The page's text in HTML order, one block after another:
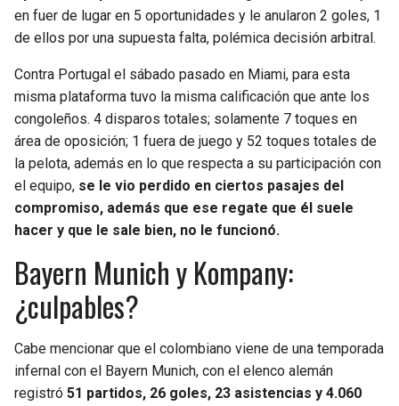
en fuer de lugar en 5 oportunidades y le anularon 2 goles, 1
de ellos por una supuesta falta, polémica decisión arbitral.
Contra Portugal el sábado pasado en Miami, para esta
misma plataforma tuvo la misma calificación que ante los
congoleños. 4 disparos totales; solamente 7 toques en
área de oposición; 1 fuera de juego y 52 toques totales de
la pelota, además en lo que respecta a su participación con
el equipo, se le vio perdido en ciertos pasajes del
compromiso, además que ese regate que él suele
hacer y que le sale bien, no le funcionó.
Bayern Munich y Kompany:
¿culpables?
Cabe mencionar que el colombiano viene de una temporada
infernal con el Bayern Munich, con el elenco alemán
registró 51 partidos, 26 goles, 23 asistencias y 4.060